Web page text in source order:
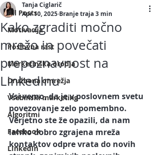
All Posts
Motivacija
Poslovna rast
Marketinška orodja
Družbena omrežja
Vsebinski marketing
Algoritmi
Facebook
LInkedIn
Kako zgraditi močno
mrežo in povečati
prepoznavnost na
LinkedInu
Tanja Ciglarič
Apr 10, 2025 Branje traja 3 min
Vsi vemo, da je v poslovnem svetu
povezovanje zelo pomembno.
Verjetno ste že opazili, da nam
lahko dobro zgrajena mreža
kontaktov odpre vrata do novih